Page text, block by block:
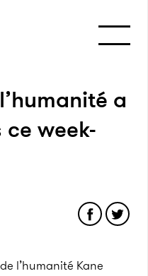
a
ce week-
l’humanité Kane